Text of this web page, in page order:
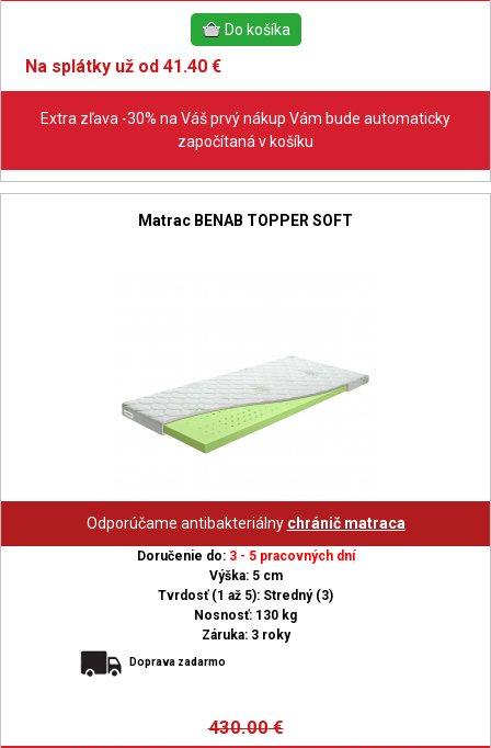
Na splátky už od 41.40 €
Extra zľava -30% na Váš prvý nákup Vám bude automaticky
započítaná v košíku
Matrac BENAB TOPPER SOFT
Odporúčame antibakteriálny chránič matraca
Doručenie do: 3 - 5 pracovných dní
Výška: 5 cm
Tvrdosť (1 až 5): Stredný (3)
Nosnosť: 130 kg
Záruka: 3 roky
Doprava zadarmo
430.00€